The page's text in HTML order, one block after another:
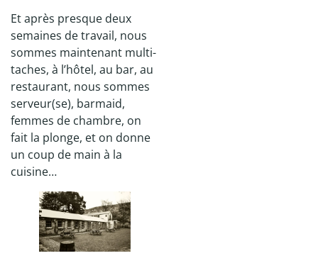
Et après presque deux
semaines de travail, nous
sommes maintenant multi-
taches, à l’hôtel, au bar, au
restaurant, nous sommes
serveur(se), barmaid,
femmes de chambre, on
fait la plonge, et on donne
un coup de main à la
cuisine…